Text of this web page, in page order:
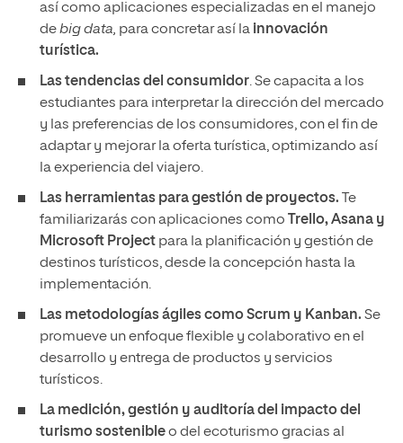
así como aplicaciones especializadas en el manejo
debig data, para concretar así la innovación
turística.
Las tendencias del consumidor. Se capacita a los
estudiantes para interpretar la dirección del mercado
y las preferencias de los consumidores, con el fin de
adaptar y mejorar la oferta turística, optimizando así
la experiencia del viajero.
Las herramientas para gestión de proyectos. Te
familiarizarás con aplicaciones como
Trello, Asana y
Microsoft Project para la planificación y gestión de
destinos turísticos, desde la concepción hasta la
implementación.
Las metodologías ágilescomo Scrum y Kanban. Se
promueve un enfoque flexible y colaborativo en el
desarrollo y entrega de productos y servicios
turísticos.
La medición, gestión y auditoría del impacto del
turismo sostenibleo del ecoturismo gracias al